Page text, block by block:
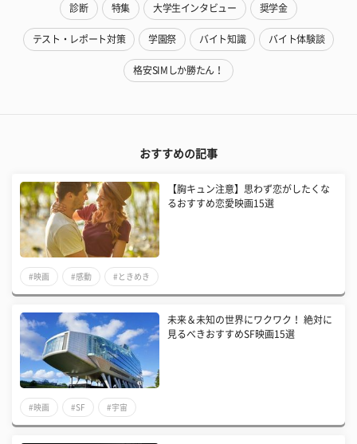
診断 特集 大学生インタビュー 奨学金
テスト・レポート対策 学園祭 バイト知識 バイト体験談
格安SIMしか勝たん！
おすすめの記事
【胸キュン注意】思わず恋がしたくな
るおすすめ恋愛映画15選
#映画 #感動 #ときめき
未来＆未知の世界にワクワク！ 絶対に
見るべきおすすめSF映画15選
#映画 #SF #宇宙